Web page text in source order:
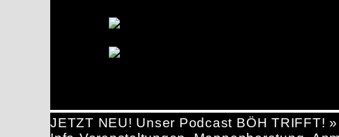
JETZT NEU! Unser Podcast BÖH TRIFFT!